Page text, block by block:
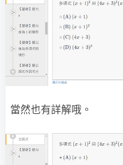
當然也有詳解哦。